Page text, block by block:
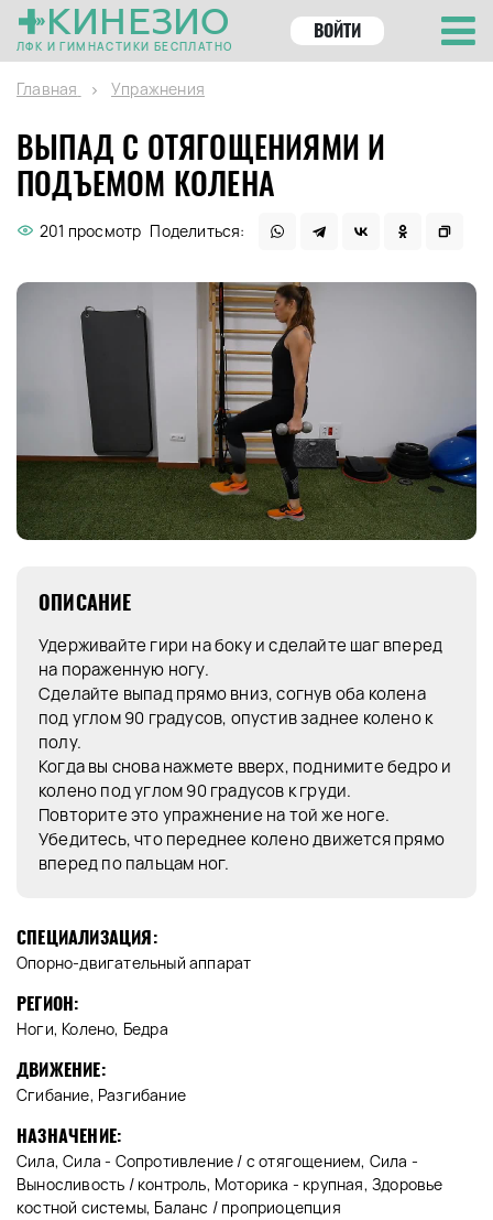
КИНЕЗИО
ЛФК И ГИМНАСТИКИ БЕСПЛАТНО
ВОЙТИ
Главная Упражнения
ВЫПАД С ОТЯГОЩЕНИЯМИ И
ПОДЪЕМОМ КОЛЕНА
201 просмотр Поделиться:
ОПИСАНИЕ
Удерживайте гири на боку и сделайте шаг вперед
на пораженную ногу.
Сделайте выпад прямо вниз, согнув оба колена
под углом 90 градусов, опустив заднее колено к
полу.
Когда вы снова нажмете вверх, поднимите бедро и
колено под углом 90 градусов к груди.
Повторите это упражнение на той же ноге.
Убедитесь, что переднее колено движется прямо
вперед по пальцам ног.
СПЕЦИАЛИЗАЦИЯ:
Опорно-двигательный аппарат
РЕГИОН:
Ноги, Колено, Бедра
ДВИЖЕНИЕ:
Сгибание, Разгибание
НАЗНАЧЕНИЕ:
Сила, Сила - Сопротивление / с отягощением, Сила -
Выносливость / контроль, Моторика - крупная, Здоровье
костной системы, Баланс / проприоцепция